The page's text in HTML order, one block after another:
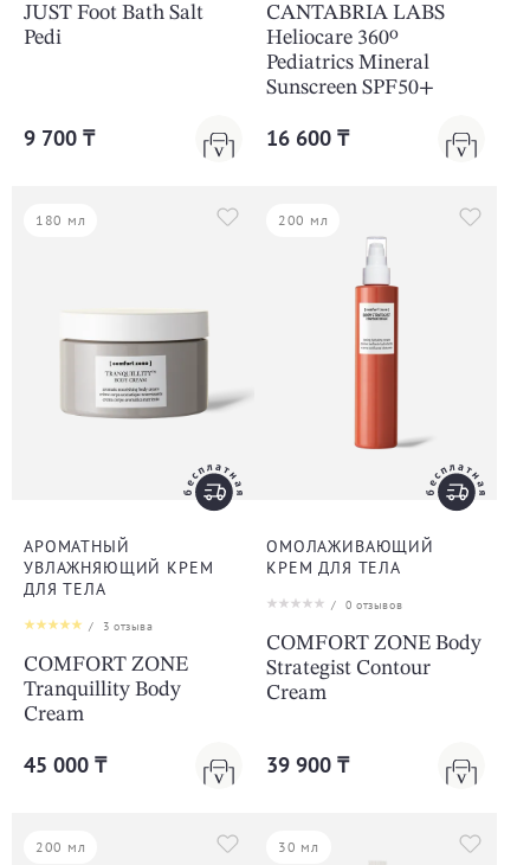
JUST Foot Bath Salt
Pedi
9 700 ₸
CANTABRIA LABS
Heliocare 360º
Pediatrics Mineral
Sunscreen SPF50+
16 600 ₸
180 мл
АРОМАТНЫЙ
УВЛАЖНЯЮЩИЙ КРЕМ
ДЛЯ ТЕЛА
/ 3 отзыва
COMFORT ZONE
Tranquillity Body
Cream
45 000 ₸
200 мл
ОМОЛАЖИВАЮЩИЙ
КРЕМ ДЛЯ ТЕЛА
/ 0 отзывов
COMFORT ZONE Body
Strategist Contour
Cream
39 900 ₸
200 мл 30 мл